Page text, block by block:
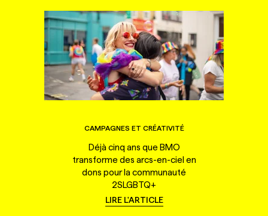
CAMPAGNES ET CRÉATIVITÉ
Déjà cinq ans que BMO
transforme des arcs-en-ciel en
dons pour la communauté
2SLGBTQ+
LIRE L'ARTICLE